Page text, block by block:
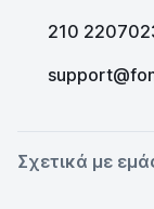
210
Σχετικά με